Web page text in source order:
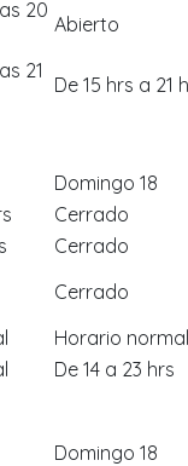
20
Abierto
21
De 15 hrs a 21
Domingo 18
Cerrado
Cerrado
Cerrado
Horario normal
De 14 a 23 hrs
Domingo 18